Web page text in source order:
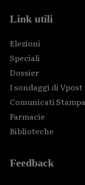
Link utili
Elezioni
Speciali
Dossier
I sondaggi di Vpost
Comunicati Stampa
Farmacie
Biblioteche
Feedback